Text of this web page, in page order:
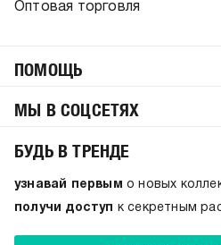
Оптовая торговля
ПОМОЩЬ
МЫ В СОЦСЕТЯХ
БУДЬ В ТРЕНДЕ
узнавай первым о новых
получи доступ
к секретным